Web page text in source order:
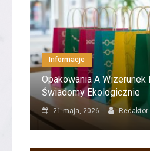
Informacje
Opakowania A Wizerunek
Świadomy Ekologicznie
21 maja, 2026 Redaktor